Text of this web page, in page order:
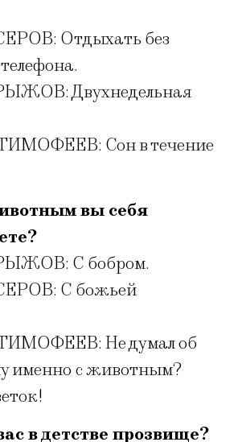
Отдыхать без
Двухнедельная
Сон в течение
вы себя
С бобром.
С божьей
Не думал об
именно с животным?
в детстве прозвище?